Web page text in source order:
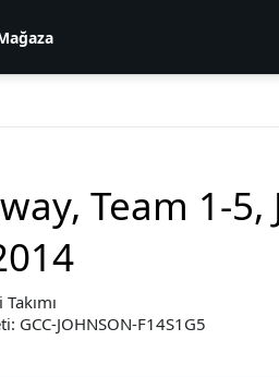
Team 1-5,
GCC-JOHNSON-F14S1G5